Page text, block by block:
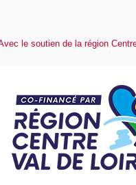
le soutien de la région